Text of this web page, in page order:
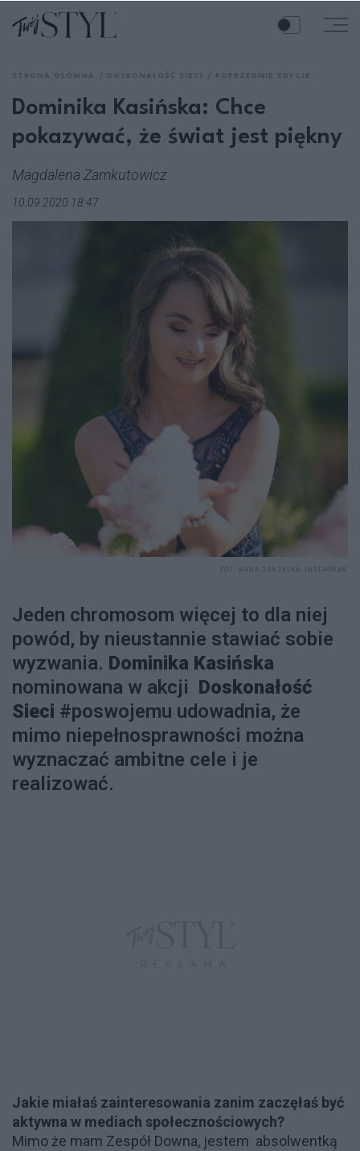
Dominika Kasińska: Chce
pokazywać, że świat jest piękny
Magdalena Zamkutowicz
10.09.2020 18:47
Jeden chromosom więcej to dla niej
powód, by nieustannie stawiać sobie
wyzwania. Dominika Kasińska
nominowana w akcji Doskonałość
Sieci #poswojemu udowadnia, że
mimo niepełnosprawności można
wyznaczać ambitne cele i je
realizować.
Jakie miałaś zainteresowania zanim zaczęłaś być
aktywna w mediach społecznościowych?
Mimo że mam Zespół Downa, jestem absolwentką